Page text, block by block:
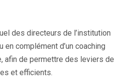
des directeurs de l’institution
complément d’un coaching
afin de permettre des leviers de
et efficients.